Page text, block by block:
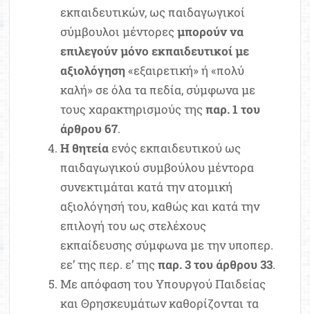
εκπαιδευτικών, ως παιδαγωγικοί
σύμβουλοι μέντορεςμπορούν να
επιλεγούν μόνο εκπαιδευτικοί με
αξιολόγηση«εξαιρετική» ή «πολύ
καλή» σε όλα τα πεδία, σύμφωνα με
τους χαρακτηρισμούς τηςπαρ. 1 του
άρθρου 67.
Η θητείαενός εκπαιδευτικού ως
παιδαγωγικού συμβούλου μέντορα
συνεκτιμάται κατά την ατομική
αξιολόγησή του, καθώς και κατά την
επιλογή του ως στελέχους
εκπαίδευσης σύμφωνα με την υποπερ.
εε’ της περ. ε’ τηςπαρ. 3 του άρθρου 33.
Με απόφαση του Υπουργού Παιδείας
και Θρησκευμάτων καθορίζονται τα